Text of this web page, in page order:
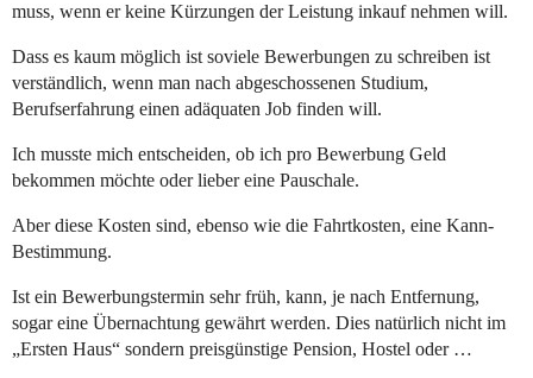
muss, wenn er keine Kürzungen der Leistung inkauf nehmen will.
Dass es kaum möglich ist soviele Bewerbungen zu schreiben ist
verständlich, wenn man nach abgeschossenen Studium,
Berufserfahrung einen adäquaten Job finden will.
Ich musste mich entscheiden, ob ich pro Bewerbung Geld
bekommen möchte oder lieber eine Pauschale.
Aber diese Kosten sind, ebenso wie die Fahrtkosten, eine Kann-
Bestimmung.
Ist ein Bewerbungstermin sehr früh, kann, je nach Entfernung,
sogar eine Übernachtung gewährt werden. Dies natürlich nicht im
„Ersten Haus“ sondern preisgünstige Pension, Hostel oder …